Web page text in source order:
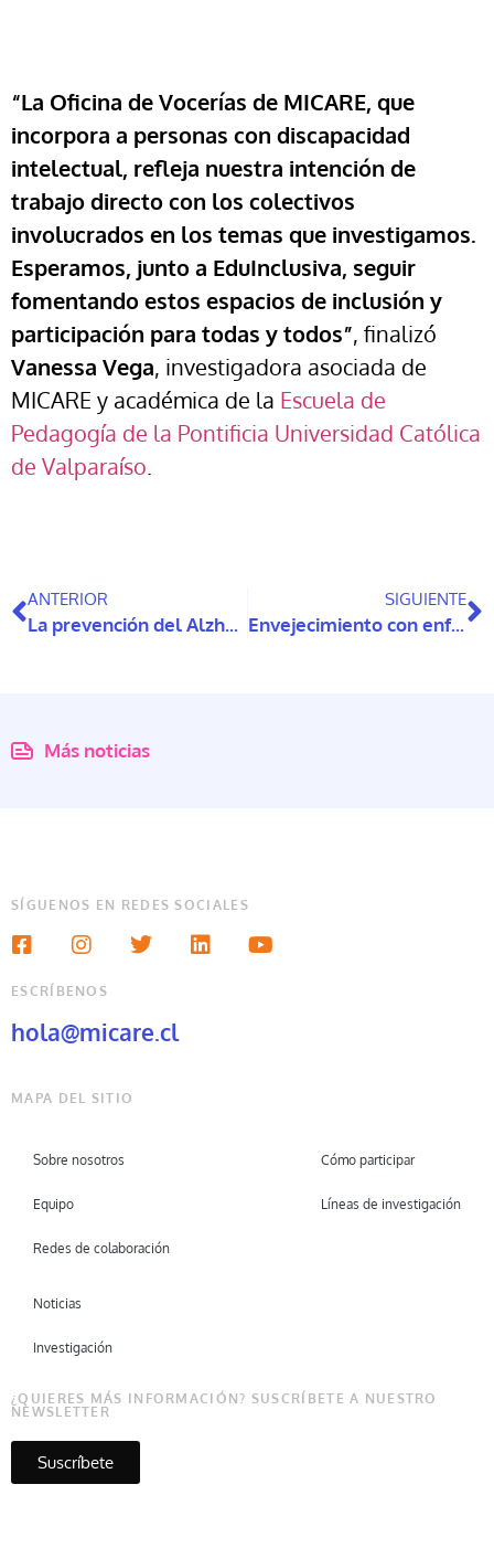
“La Oficina de Vocerías de MICARE, que
incorpora a personas con discapacidad
intelectual, refleja nuestra intención de
trabajo directo con los colectivos
involucrados en los temas que investigamos.
Esperamos, junto a EduInclusiva, seguir
fomentando estos espacios de inclusión y
participación para todas y todos”, finalizó
Vanessa Vega, investigadora asociada de
MICARE y académica de la Escuela de
Pedagogía de la Pontificia Universidad Católica
de Valparaíso.
ANTERIOR
La prevención del Alzheimer comienza hoy
SIGUIENTE
Envejecimiento con enfoque de derechos en las Américas
Más noticias
SÍGUENOS EN REDES SOCIALES
ESCRÍBENOS
hola@micare.cl
MAPA DEL SITIO
Sobre nosotros
Equipo
Redes de colaboración
Cómo participar
Líneas de investigación
Noticias
Investigación
¿QUIERES MÁS INFORMACIÓN? SUSCRÍBETE A NUESTRO
NEWSLETTER
Suscríbete